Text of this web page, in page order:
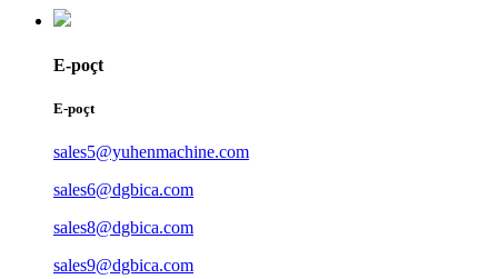
E-poçt
E-poçt
sales5@yuhenmachine.com
sales6@dgbica.com
sales8@dgbica.com
sales9@dgbica.com